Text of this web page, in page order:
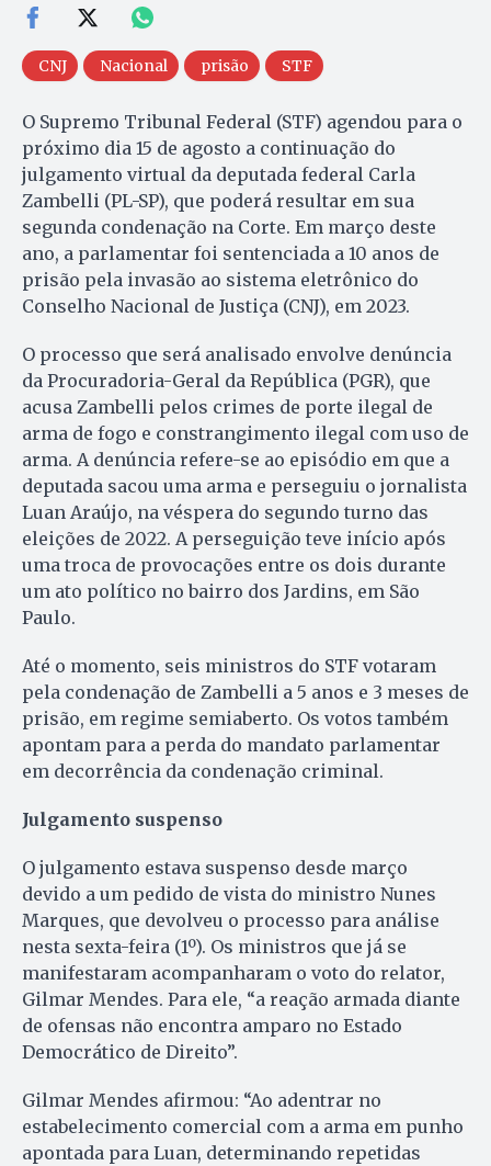
CNJ Nacional prisão STF
O Supremo Tribunal Federal (STF) agendou para o
próximo dia 15 de agosto a continuação do
julgamento virtual da deputada federal Carla
Zambelli (PL-SP), que poderá resultar em sua
segunda condenação na Corte. Em março deste
ano, a parlamentar foi sentenciada a 10 anos de
prisão pela invasão ao sistema eletrônico do
Conselho Nacional de Justiça (CNJ), em 2023.
O processo que será analisado envolve denúncia
da Procuradoria-Geral da República (PGR), que
acusa Zambelli pelos crimes de porte ilegal de
arma de fogo e constrangimento ilegal com uso de
arma. A denúncia refere-se ao episódio em que a
deputada sacou uma arma e perseguiu o jornalista
Luan Araújo, na véspera do segundo turno das
eleições de 2022. A perseguição teve início após
uma troca de provocações entre os dois durante
um ato político no bairro dos Jardins, em São
Paulo.
Até o momento, seis ministros do STF votaram
pela condenação de Zambelli a 5 anos e 3 meses de
prisão, em regime semiaberto. Os votos também
apontam para a perda do mandato parlamentar
em decorrência da condenação criminal.
Julgamento suspenso
O julgamento estava suspenso desde março
devido a um pedido de vista do ministro Nunes
Marques, que devolveu o processo para análise
nesta sexta-feira (1º). Os ministros que já se
manifestaram acompanharam o voto do relator,
Gilmar Mendes. Para ele, “a reação armada diante
de ofensas não encontra amparo no Estado
Democrático de Direito”.
Gilmar Mendes afirmou: “Ao adentrar no
estabelecimento comercial com a arma em punho
apontada para Luan, determinando repetidas